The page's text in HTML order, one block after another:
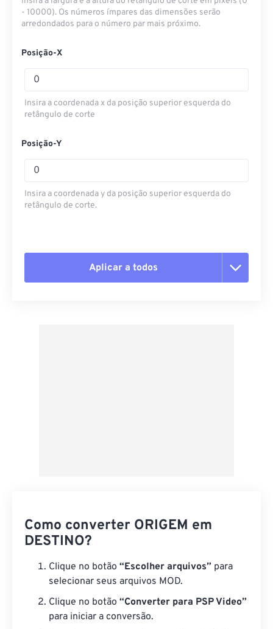
- 10000). Os números ímpares das dimensões serão
arredondados para o número par mais próximo.
Posição-X
Insira a coordenada x da posição superior esquerda do
retângulo de corte
Posição-Y
Insira a coordenada y da posição superior esquerda do
retângulo de corte.
Aplicar a todos
Como converter ORIGEM em
DESTINO?
Clique no botão “Escolher arquivos” para
selecionar seus arquivos MOD.
Clique no botão “Converter para PSP Video”
para iniciar a conversão.